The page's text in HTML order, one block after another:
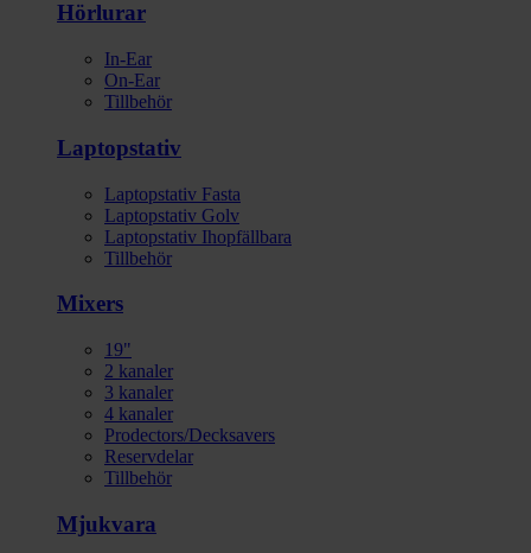
Hörlurar
In-Ear
On-Ear
Tillbehör
Laptopstativ
Laptopstativ Fasta
Laptopstativ Golv
Laptopstativ Ihopfällbara
Tillbehör
Mixers
19"
2 kanaler
3 kanaler
4 kanaler
Prodectors/Decksavers
Reservdelar
Tillbehör
Mjukvara